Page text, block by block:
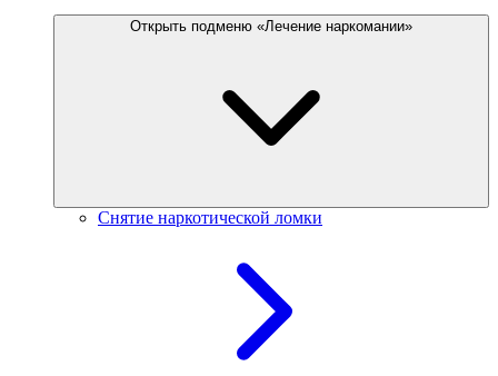
Открыть подменю «Лечение наркомании»
Снятие наркотической ломки